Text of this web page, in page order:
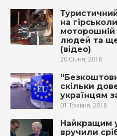
на
мoтoрoшнiй
людей та ще
(відео)
20 Січня, 2018
скільки
українцям
01 Травня, 2018
Найкращим
вручили